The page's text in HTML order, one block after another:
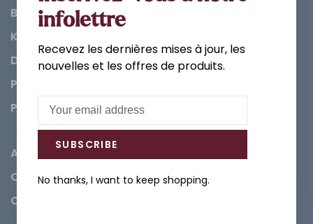
Bathroom
Kitchen
Decorations & Accessories
Paints
Parts
About us
Careers
Contact
infolettre
Recevez les dernières mises à jour, les
nouvelles et les offres de produits.
SUBSCRIBE
No thanks, I want to keep shopping.